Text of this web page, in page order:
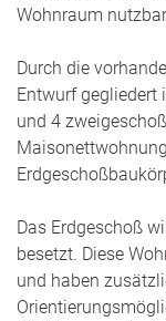
Wohnraum
Durch die
Entwurf gegliedert
und 4
Das Erdgeschoß
besetzt. Diese
und haben